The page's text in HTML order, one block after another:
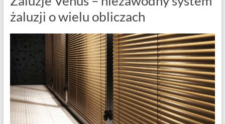
żaluzji o wielu obliczach